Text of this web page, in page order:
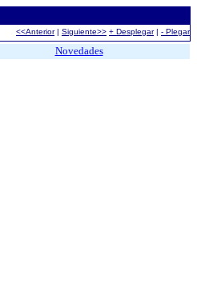
<<Anterior| Siguiente>> + Desplegar| - Plegar
Novedades